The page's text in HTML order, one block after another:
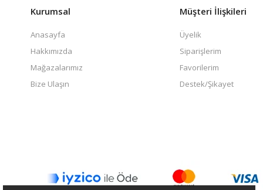
Kurumsal
Anasayfa
Hakkımızda
Mağazalarımız
Bize Ulaşın
Müşteri İlişkileri
Üyelik
Siparişlerim
Favorilerim
Destek/Şikayet